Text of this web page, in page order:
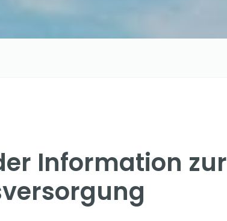
Information zur